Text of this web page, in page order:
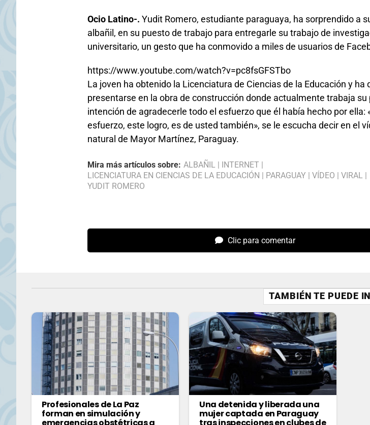
Ocio Latino-. Yudit Romero, estudiante paraguaya, ha sorprendido a
albañil, en su puesto de trabajo para entregarle su trabajo de
universitario, un gesto que ha conmovido a miles de usuarios de
https://www.youtube.com/watch?v=pc8fsGFSTbo
La joven ha obtenido la Licenciatura de Ciencias de la Educación y ha
presentarse en la obra de construcción donde actualmente trabaja su
intención de agradecerle todo el esfuerzo que él había hecho por ella:
esfuerzo, este logro, es de usted también», se le escucha decir en el
natural de Mayor Martínez, Paraguay.
Mira más artículos sobre: ALBAÑIL | INTERNET |
LICENCIATURA EN CIENCIAS DE LA EDUCACIÓN | PARAGUAY | VÍDEO | VIRAL |
YUDIT ROMERO
Clic para comentar
TAMBIÉN TE PUEDE
Profesionales de La Paz
forman en simulación y
emergencias obstétricas a
Una detenida y liberada una
mujer captada en Paraguay
tras inspecciones en clubes de